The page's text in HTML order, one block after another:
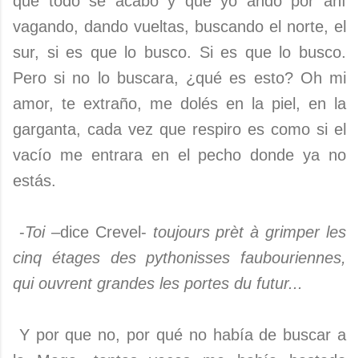
vagando, dando vueltas, buscando el norte, el
sur, si es que lo busco. Si es que lo busco.
Pero si no lo buscara, ¿qué es esto? Oh mi
amor, te extraño, me dolés en la piel, en la
garganta, cada vez que respiro es como si el
vacío me entrara en el pecho donde ya no
estás.
-Toi–dice Crevel- toujours prèt à grimper les
cinq étages des pythonisses faubouriennes,
qui ouvrent grandes les portes du futur...
Y por que no, por qué no había de buscar a